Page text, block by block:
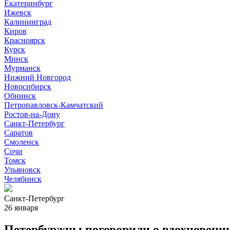
Екатеринбург
Ижевск
Калининград
Киров
Красноярск
Курск
Минск
Мурманск
Нижний Новгород
Новосибирск
Обнинск
Петропавловск-Камчатский
Ростов-на-Дону
Санкт-Петербург
Саратов
Смоленск
Сочи
Томск
Ульяновск
Челябинск
Санкт-Петербург
26 января